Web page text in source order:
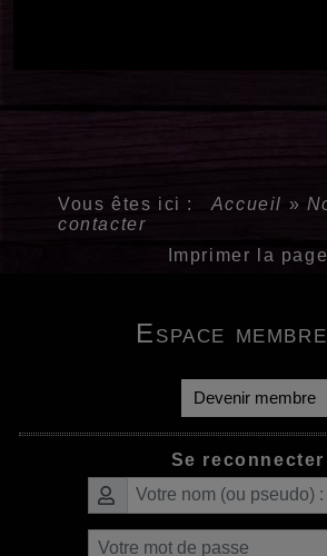
Vous êtes ici : Accueil »
contacter
Imprimer la
Espace
Devenir membre
Se reconnecter